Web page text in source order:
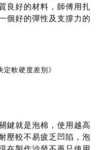
良好的材料，師傅用扎
個好的彈性及支撐力的
定軟硬度差別》
鍵就是泡棉，使用越高
壓較不易疲乏凹陷，泡